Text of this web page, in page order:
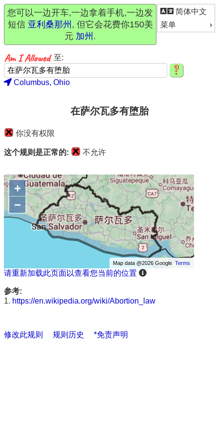
简体中文
菜单
您可以一边开车,一边拿着手机,一边发
短信 亚利桑那州 , 但它会花费你150美
元 加州 .
至:
Columbus, Ohio
在萨尔瓦多有堕胎
你没有权限
这个规则是正常的: 不允许
+
−
Map data @2026 GoogleTerms
请重新加载此页面以查看您当前的位置
参考:
1. https://en.wikipedia.org/wiki/Abortion_law
修改此规则 规则历史 *免责声明